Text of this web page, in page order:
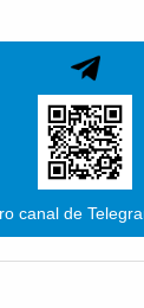
canal de